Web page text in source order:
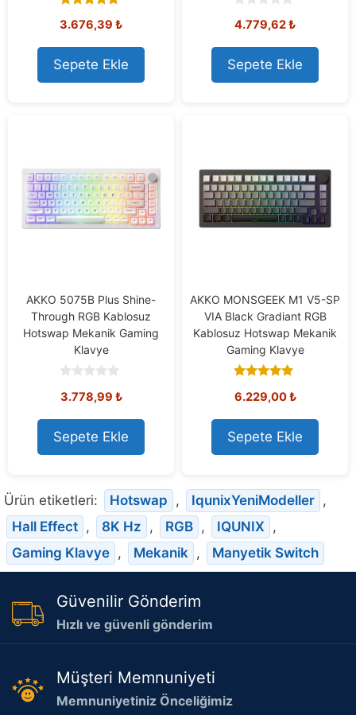
out of 5
3.676,39 ₺
Sepete Ekle
o
t
o
f
5
4.779,62₺
Sepete Ekle
AKKO 5075B Plus Shine-
Through RGB Kablosuz
Hotswap Mekanik Gaming
Klavye
o
t
o
f
5
3.778,99 ₺
Sepete Ekle
AKKO MONSGEEK M1 V5-SP
VIA Black Gradiant RGB
Kablosuz Hotswap Mekanik
Gaming Klavye
out of 5
6.229,00₺
Sepete Ekle
Ürün etiketleri: Hotswap , IqunixYeniModeller ,
Hall Effect , 8K Hz , RGB , IQUNIX
,
Gaming Klavye , Mekanik , Manyetik Switch
Güvenilir Gönderim
Hızlı ve güvenli gönderim
Müşteri Memnuniyeti
Memnuniyetiniz Önceliğimiz